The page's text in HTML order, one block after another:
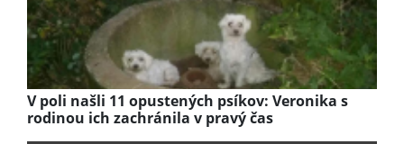
V poli našli 11 opustených psíkov: Veronika s
rodinou ich zachránila v pravý čas